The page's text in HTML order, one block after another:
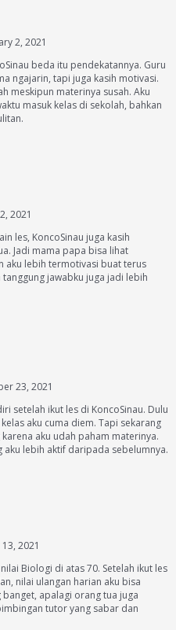
2, 2021
beda itu pendekatannya. Guru
ngajarin, tapi juga kasih motivasi.
meskipun materinya susah. Aku
masuk kelas di sekolah, bahkan
2021
les, KoncoSinau juga kasih
Jadi mama papa bisa lihat
aku lebih termotivasi buat terus
jawabku juga jadi lebih
23, 2021
setelah ikut les di KoncoSinau. Dulu
aku cuma diem. Tapi sekarang
aku udah paham materinya.
aku lebih aktif daripada sebelumnya.
2021
Biologi di atas 70. Setelah ikut les
nilai ulangan harian aku bisa
banget, apalagi orang tua juga
tutor yang sabar dan